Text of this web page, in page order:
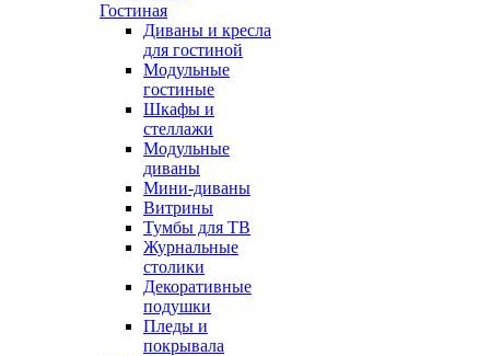
Гостиная
Диваны и кресла
для гостиной
Модульные
гостиные
Шкафы и
стеллажи
Модульные
диваны
Мини-диваны
Витрины
Тумбы для ТВ
Журнальные
столики
Декоративные
подушки
Пледы и
покрывала